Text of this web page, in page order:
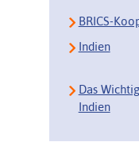
BRICS-
Indien
Das
Indien